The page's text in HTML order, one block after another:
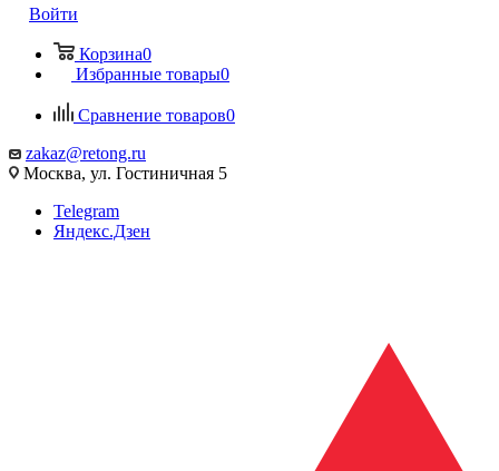
Войти
Корзина0
Избранные товары0
Сравнение товаров0
zakaz@retong.ru
Москва, ул. Гостиничная 5
Telegram
Яндекс.Дзен